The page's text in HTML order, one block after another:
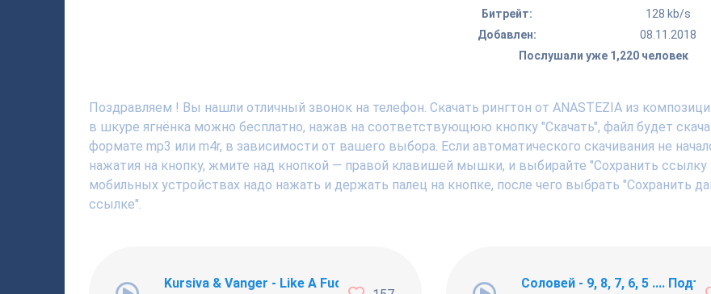
Битрейт:
128 kb/s
Добавлен:
08.11.2018
Послушали уже 1,220 человек
Поздравляем ! Вы нашли отличный звонок на телефон. Скачать рингтон от ANASTEZIA из
в шкуре ягнёнка можно бесплатно, нажав на соответствующюю кнопку "Скачать", файл будет
формате mp3 или m4r, в зависимости от вашего выбора. Если автоматического скачивания не
нажатия на кнопку, жмите над кнопкой — правой клавишей мышки, и выбирайте "Сохранить ссылку
мобильных устройствах надо нажать и держать палец на кнопке, после чего выбрать "Сохранить
ссылке".
Kursiva & Vanger - Like A Fucking Newbie Соловей - 9, 8, 7, 6, 5 ....